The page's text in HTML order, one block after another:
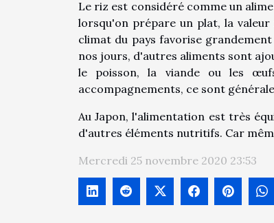
Le riz est considéré comme un
lorsqu'on prépare un plat, la
climat du pays favorise
nos jours, d'autres aliments sont
le poisson, la viande ou les
accompagnements, ce sont
Au Japon, l'alimentation est très
d'autres éléments nutritifs. Car
Mercredi 25 novembre 2020 23:53